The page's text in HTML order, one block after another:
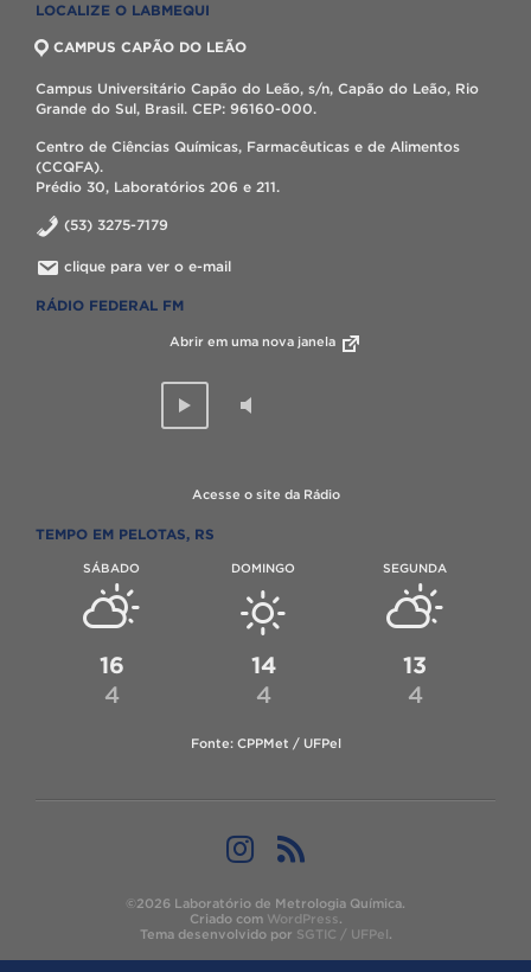
LOCALIZE O LABMEQUI
CAMPUS CAPÃO DO LEÃO
Campus Universitário Capão do Leão, s/n, Capão do Leão, Rio
Grande do Sul, Brasil. CEP: 96160-000.
Centro de Ciências Químicas, Farmacêuticas e de Alimentos
(CCQFA).
Prédio 30, Laboratórios 206 e 211.
(53) 3275-7179
clique para ver o e-mail
RÁDIO FEDERAL FM
Abrir em uma nova janela
Acesse o site da Rádio
TEMPO EM PELOTAS, RS
SÁBADO
16
4
DOMINGO
14
4
SEGUNDA
13
4
Fonte: CPPMet / UFPel
©2026 Laboratório de Metrologia Química.
Criado com WordPress.
Tema desenvolvido por SGTIC / UFPel.